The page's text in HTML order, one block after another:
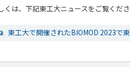
くは、下記東工大ニュースをご覧くださ
東工大で開催されたBIOMOD 2023で